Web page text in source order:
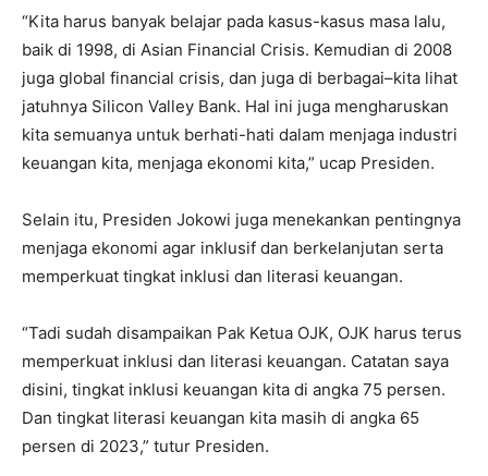
“Kita harus banyak belajar pada kasus-kasus masa lalu,
baik di 1998, di Asian Financial Crisis. Kemudian di 2008
juga global financial crisis, dan juga di berbagai–kita lihat
jatuhnya Silicon Valley Bank. Hal ini juga mengharuskan
kita semuanya untuk berhati-hati dalam menjaga industri
keuangan kita, menjaga ekonomi kita,” ucap Presiden.
Selain itu, Presiden Jokowi juga menekankan pentingnya
menjaga ekonomi agar inklusif dan berkelanjutan serta
memperkuat tingkat inklusi dan literasi keuangan.
“Tadi sudah disampaikan Pak Ketua OJK, OJK harus terus
memperkuat inklusi dan literasi keuangan. Catatan saya
disini, tingkat inklusi keuangan kita di angka 75 persen.
Dan tingkat literasi keuangan kita masih di angka 65
persen di 2023,” tutur Presiden.